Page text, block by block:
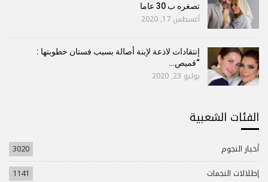
تصغره ب 30 عاما
أغسطس 17, 2020
إنتقادات لاذعة لإبنة أصالة بسبب فستان خطوبتها :
“قميص…
يوليو 23, 2020
الفئات الشعبية
أخبار النجوم
3020
إطلالات النجمات
1141